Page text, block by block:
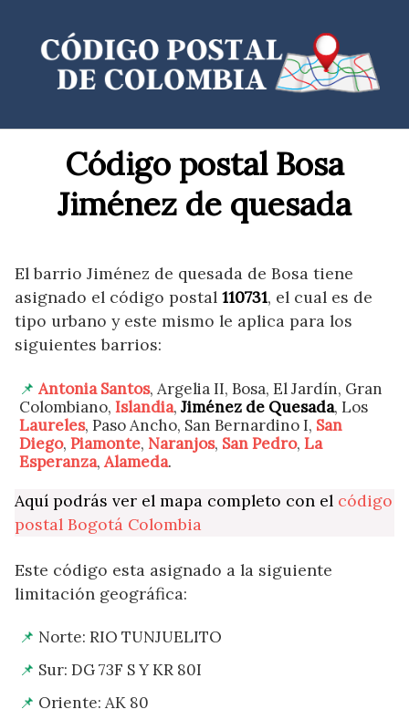
contenido
Código postal Bosa
Jiménez de quesada
El barrio Jiménez de quesada de Bosa tiene
asignado el código postal 110731, el cual es de
tipo urbano y este mismo le aplica para los
siguientes barrios:
Antonia Santos, Argelia II, Bosa, El Jardín, Gran
Colombiano, Islandia, Jiménez de Quesada, Los
Laureles, Paso Ancho, San Bernardino I, San
Diego, Piamonte, Naranjos, San Pedro, La
Esperanza, Alameda.
Aquí podrás ver el mapa completo con el código
postal Bogotá Colombia
Este código esta asignado a la siguiente
limitación geográfica:
Norte: RIO TUNJUELITO
Sur: DG 73F S Y KR 80I
Oriente: AK 80